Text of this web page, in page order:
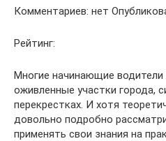
Комментариев: нет
Рейтинг:
Многие начинающие
оживленные участки города,
перекрестках. И хотя
довольно подробно
применять свои знания на